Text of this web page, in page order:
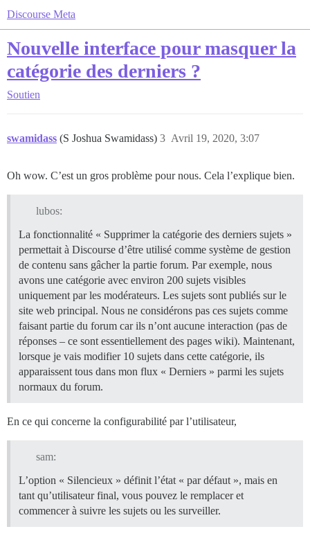
Discourse Meta
Nouvelle interface pour masquer la
catégorie des derniers ?
Soutien
swamidass (S Joshua Swamidass) Avril 19, 2020, 3:07
3
Oh wow. C’est un gros problème pour nous. Cela l’explique bien.
lubos:
La fonctionnalité « Supprimer la catégorie des derniers sujets »
permettait à Discourse d’être utilisé comme système de gestion
de contenu sans gâcher la partie forum. Par exemple, nous
avons une catégorie avec environ 200 sujets visibles
uniquement par les modérateurs. Les sujets sont publiés sur le
site web principal. Nous ne considérons pas ces sujets comme
faisant partie du forum car ils n’ont aucune interaction (pas de
réponses – ce sont essentiellement des pages wiki). Maintenant,
lorsque je vais modifier 10 sujets dans cette catégorie, ils
apparaissent tous dans mon flux « Derniers » parmi les sujets
normaux du forum.
En ce qui concerne la configurabilité par l’utilisateur,
sam:
L’option « Silencieux » définit l’état « par défaut », mais en
tant qu’utilisateur final, vous pouvez le remplacer et
commencer à suivre les sujets ou les surveiller.